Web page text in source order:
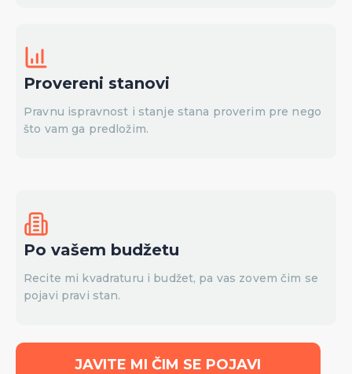
Provereni stanovi
Pravnu ispravnost i stanje stana proverim pre nego
što vam ga predložim.
Po vašem budžetu
Recite mi kvadraturu i budžet, pa vas zovem čim se
pojavi pravi stan.
JAVITE MI ČIM SE POJAVI